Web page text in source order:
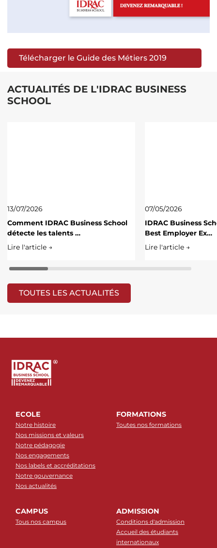
Télécharger le Guide des Métiers 2019
ACTUALITÉS DE L'IDRAC BUSINESS
SCHOOL
13/07/2026
Comment IDRAC Business School
détecte les talents …
Lire l'article →
07/05/2026
IDRAC Business
Best Employer Ex…
Lire l'article →
TOUTES LES ACTUALITÉS
ECOLE
Notre histoire
Nos missions et valeurs
Notre pédagogie
Nos engagements
Nos labels et accréditations
Notre gouvernance
Nos actualités
FORMATIONS
Toutes nos formations
CAMPUS
Tous nos campus
ADMISSION
Conditions d'admission
Accueil des étudiants
internationaux